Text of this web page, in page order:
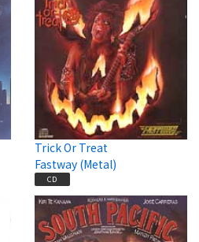
Trick Or Treat
Fastway (Metal)
CD